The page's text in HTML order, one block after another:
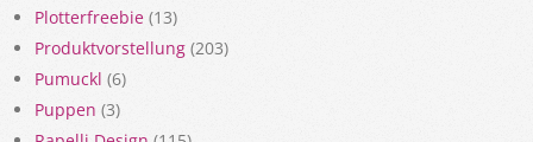
Plotterfreebie (13)
Produktvorstellung (203)
Pumuckl (6)
Puppen (3)